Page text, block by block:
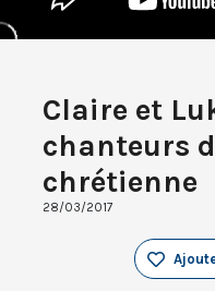
Claire et
chanteurs
chrétienne
28/03/2017